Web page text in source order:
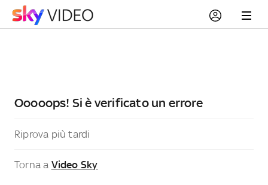
Ooooops! Si è verificato un errore
Riprova più tardi
Torna a Video Sky